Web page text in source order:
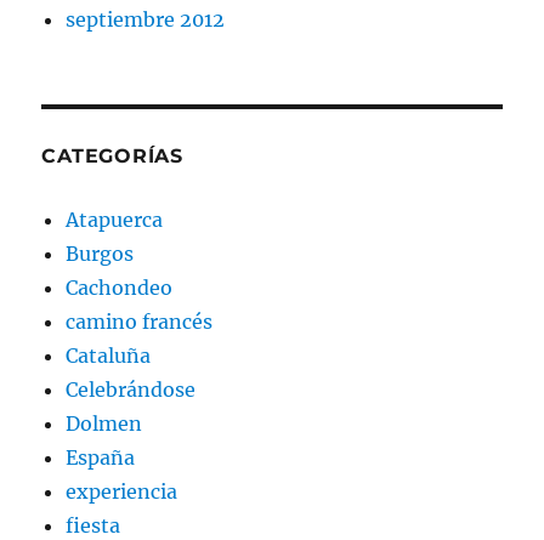
septiembre 2012
CATEGORÍAS
Atapuerca
Burgos
Cachondeo
camino francés
Cataluña
Celebrándose
Dolmen
España
experiencia
fiesta